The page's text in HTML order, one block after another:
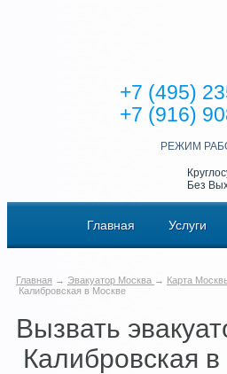
+7 (495)
+7 (916)
РЕЖИМ
Без
Главная Услуги
Главная → Эвакуатор Москва → Карта
Калибровская в Москве
Вызвать
Калибровская